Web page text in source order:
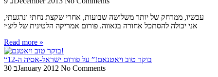
עכשיו, ממרחק של יותר משלושה שבועות, אחרי שקצת נחתי ונרגעתי,
אני יכולה להסתכל אחורה בגאווה. פורום אמריקה הלטינית של ליצ׳י
Read more »
“בוקר טוב ויאטנאם!” על פורום ישראל-אסיה ה-12
30 בJanuary 2012 No Comments